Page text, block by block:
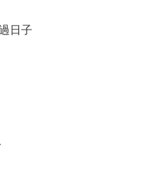
日子